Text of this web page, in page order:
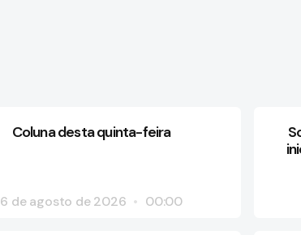
Coluna desta quinta-feira
6 de agosto de 2026 00:00